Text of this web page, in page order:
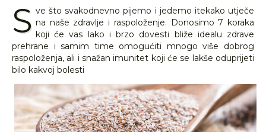
S ve što svakodnevno pijemo i jedemo itekako utječe
na naše zdravlje i raspoloženje. Donosimo 7 koraka
koji će vas lako i brzo dovesti bliže idealu zdrave
prehrane i samim time omogućiti mnogo više dobrog
raspoloženja, ali i snažan imunitet koji će se lakše oduprijeti
bilo kakvoj bolesti